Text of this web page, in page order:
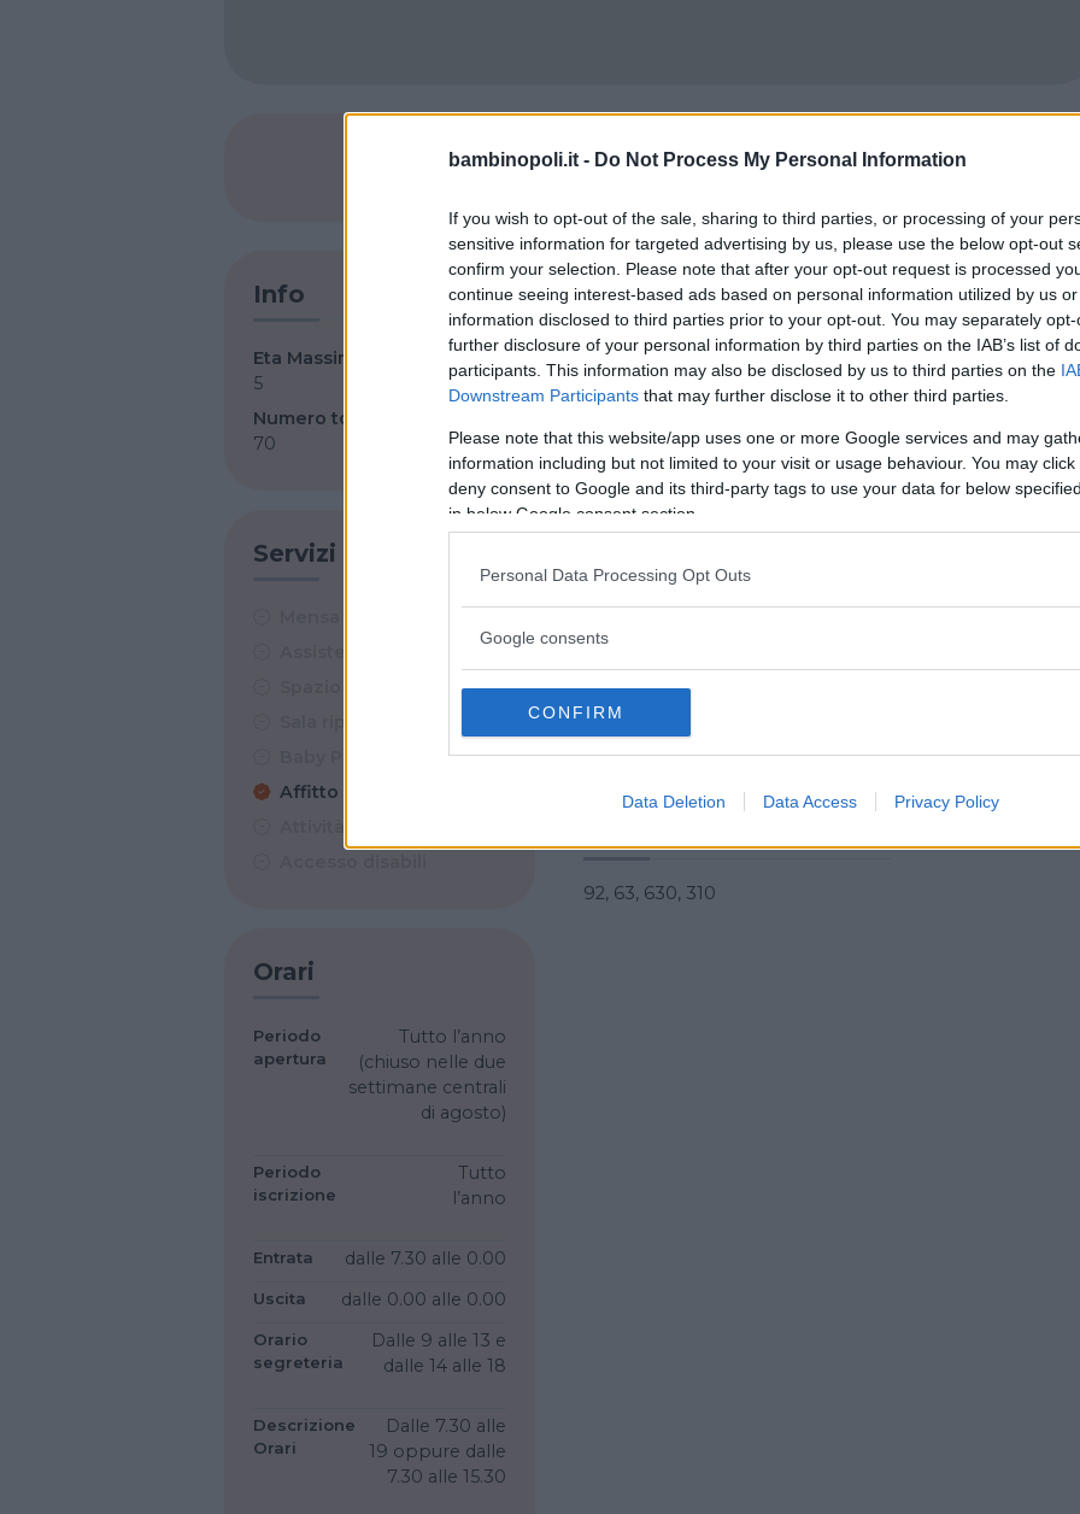
bambinopoli.it - Do Not Process My Personal Information
If you wish to opt-out of the sale, sharing to third parties, or processing of your
sensitive information for targeted advertising by us, please use the below opt-out
confirm your selection. Please note that after your opt-out request is processed
continue seeing interest-based ads based on personal information utilized by us
information disclosed to third parties prior to your opt-out. You may separately
further disclosure of your personal information by third parties on the IAB’s list of
participants. This information may also be disclosed by us to third parties on the
Downstream Participants that may further disclose it to other third parties.
Please note that this website/app uses one or more Google services and may
information including but not limited to your visit or usage behaviour. You may
deny consent to Google and its third-party tags to use your data for below
in below Google consent section.
Personal Data Processing Opt Outs
Google consents
CONFIRM
Data Deletion Data Access Privacy Policy
SHARE Commenti
Info
Eta Massima
5
Numero totale Bambini
70
Servizi
Affitto per feste
Orari
Periodo
apertura
Tutto l’anno
(chiuso nelle due
settimane centrali
di agosto)
Periodo
iscrizione
Tutto
l’anno
Entrata dalle 7.30 alle 0.00
Uscita dalle 0.00 alle 0.00
Orario
segreteria
Dalle 9 alle 13 e
dalle 14 alle 18
Descrizione
Orari
Dalle 7.30 alle
19 oppure dalle
7.30 alle 15.30
Tipo di Scuola Privata
Commento
Ampio spazio esterno attrezzato con
gonfiabili, altalene, …, utilizzabili anche per
feste, ludopizze serali etc.
Descrizione feste
Si organizzano feste con la possibilità di usare
92, 63, 630, 310